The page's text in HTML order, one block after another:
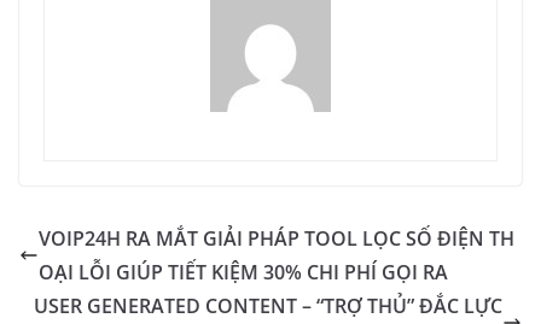
VOIP24H RA MẮT GIẢI PHÁP TOOL LỌC SỐ ĐIỆN TH
OẠI LỖI GIÚP TIẾT KIỆM 30% CHI PHÍ GỌI RA
USER GENERATED CONTENT – “TRỢ THỦ” ĐẮC LỰC